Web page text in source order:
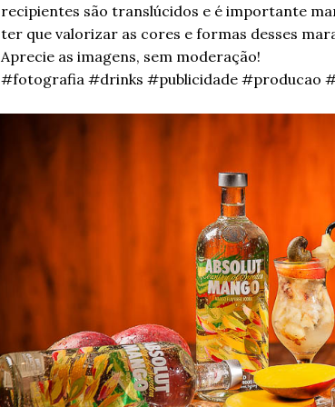
recipientes são translúcidos e é importante
ter que valorizar as cores e formas desses
Aprecie as imagens, sem moderação!
#fotografia #drinks #publicidade #producao